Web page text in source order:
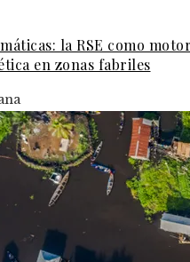
la RSE como
en zonas fabriles